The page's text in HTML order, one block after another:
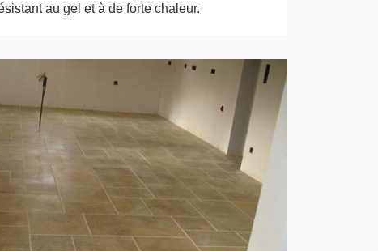
au gel et à de forte chaleur.